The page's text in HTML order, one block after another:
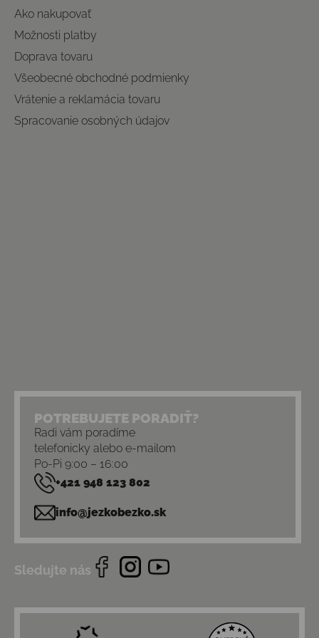
Ako nakupovať
Možnosti platby
Doprava tovaru
Všeobecné obchodné podmienky
Vrátenie a reklamácia tovaru
Spracovanie osobných údajov
POTREBUJETE PORADIŤ?
Radi vám poradíme
telefonicky alebo e-mailom
Po-Pi 9:00 – 16:00
+421 948 123 802
info@jezkobezko.sk
Sledujte nás